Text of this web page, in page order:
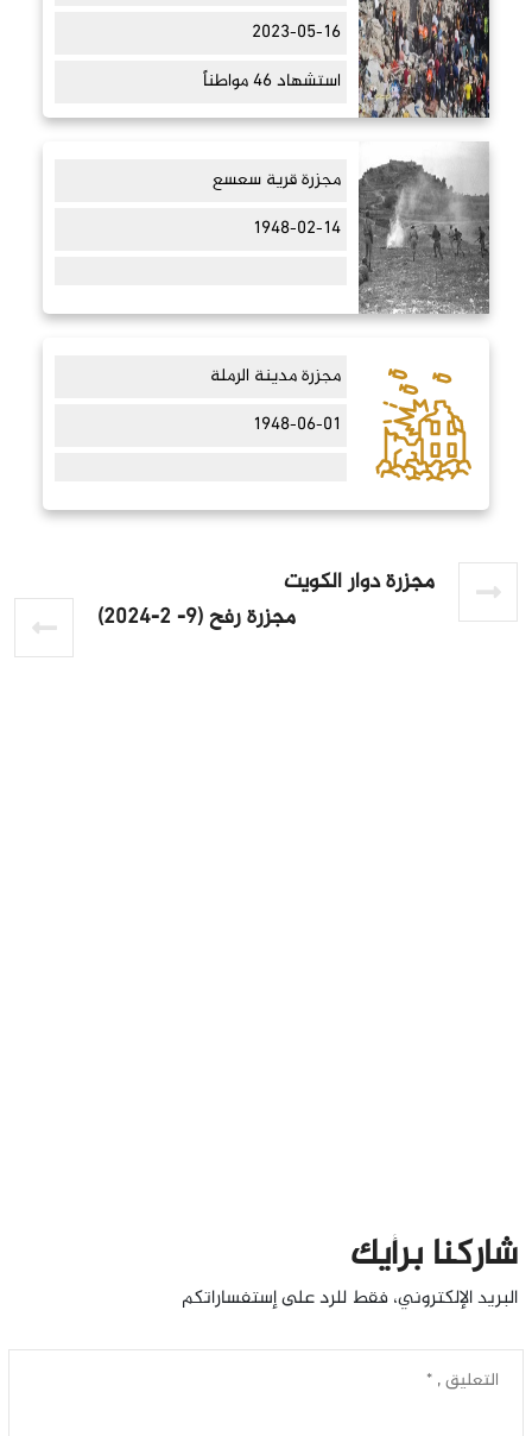
2023-05-16
استشهاد 46 مواطناً
مجزرة قرية سعسع
1948-02-14
مجزرة مدينة الرملة
1948-06-01
مجزرة دوار الكويت
مجزرة رفح (9- 2-2024)
شاركنا برأيك
البريد الإلكتروني، فقط للرد على إستفساراتكم